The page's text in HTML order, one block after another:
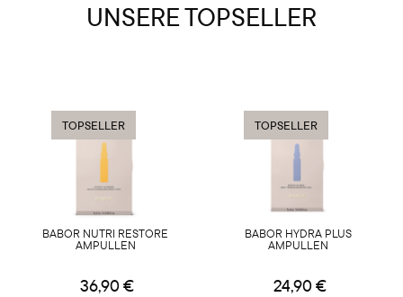
UNSERE TOPSELLER
TOPSELLER
BABOR NUTRI RESTORE
AMPULLEN
36,90 €
TOPSELLER
BABOR HYDRA PLUS
AMPULLEN
24,90 €